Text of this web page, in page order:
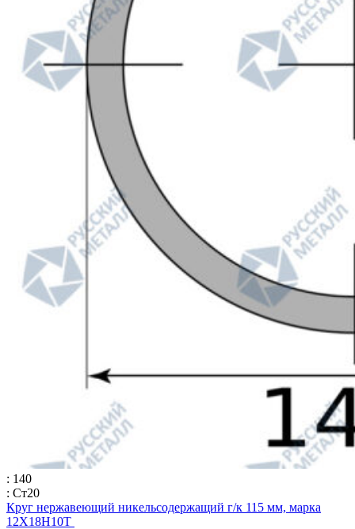
: 140
: Ст20
Круг нержавеющий никельсодержащий г/к 115 мм, марка
12Х18Н10Т